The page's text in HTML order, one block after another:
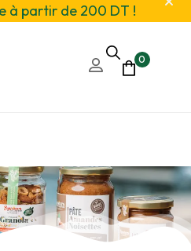
à partir de 200 DT !
0